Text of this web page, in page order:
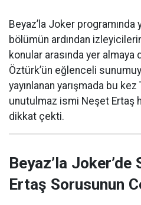
Beyaz’la Joker
bölümün ardından
konular arasında yer almaya
Öztürk’ün eğlenceli
yayınlanan yarışmada bu
unutulmaz ismi Neşet Ertaş
dikkat çekti.
Beyaz’la
Ertaş Sorusunun